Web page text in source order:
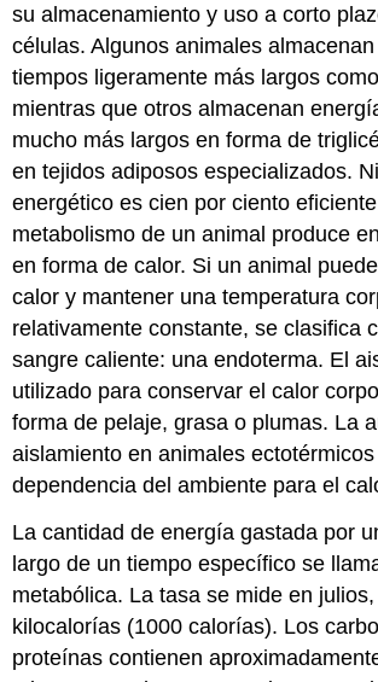
su almacenamiento y uso a corto
células. Algunos animales
tiempos ligeramente más largos
mientras que otros almacenan
mucho más largos en forma de
en tejidos adiposos especializados.
energético es cien por ciento
metabolismo de un animal produce
en forma de calor. Si un animal
calor y mantener una temperatura
relativamente constante, se clasifica
sangre caliente: una endoterma. El
utilizado para conservar el calor
forma de pelaje, grasa o plumas. La
aislamiento en animales
dependencia del ambiente para el
La cantidad de energía gastada por
largo de un tiempo específico se
metabólica. La tasa se mide en
kilocalorías (1000 calorías). Los
proteínas contienen